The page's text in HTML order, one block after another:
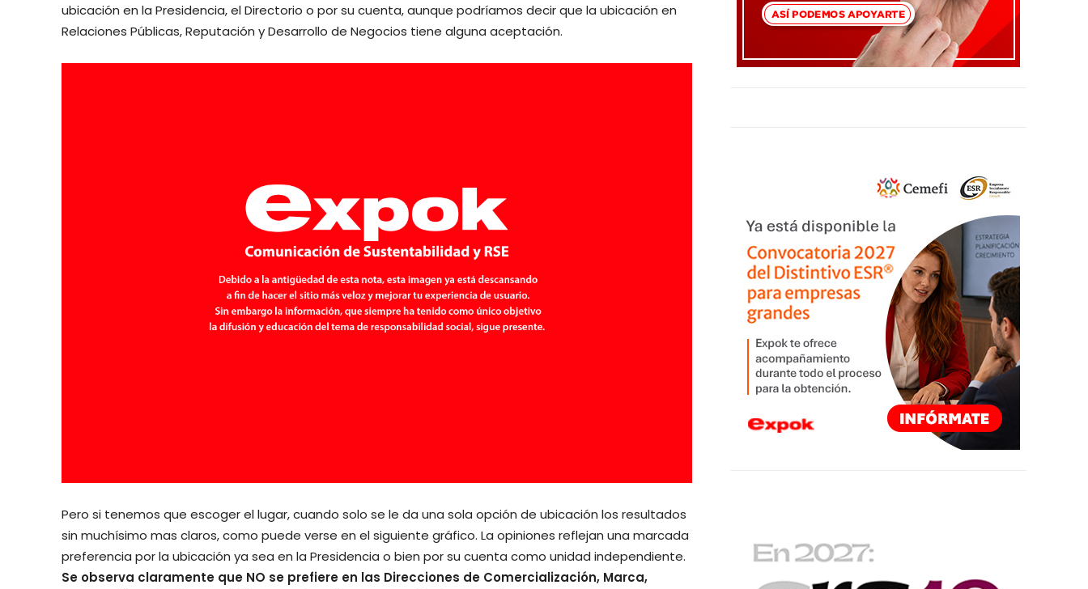
ubicación en la Presidencia, el Directorio o por su cuenta, aunque podríamos decir que la ubicación en
Relaciones Públicas, Reputación y Desarrollo de Negocios tiene alguna aceptación.
Pero si tenemos que escoger el lugar, cuando solo se le da una sola opción de ubicación los resultados
sin muchísimo mas claros, como puede verse en el siguiente gráfico. La opiniones reflejan una marcada
preferencia por la ubicación ya sea en la Presidencia o bien por su cuenta como unidad independiente.
Se observa claramente que NO se prefiere en las Direcciones de Comercialización, Marca,